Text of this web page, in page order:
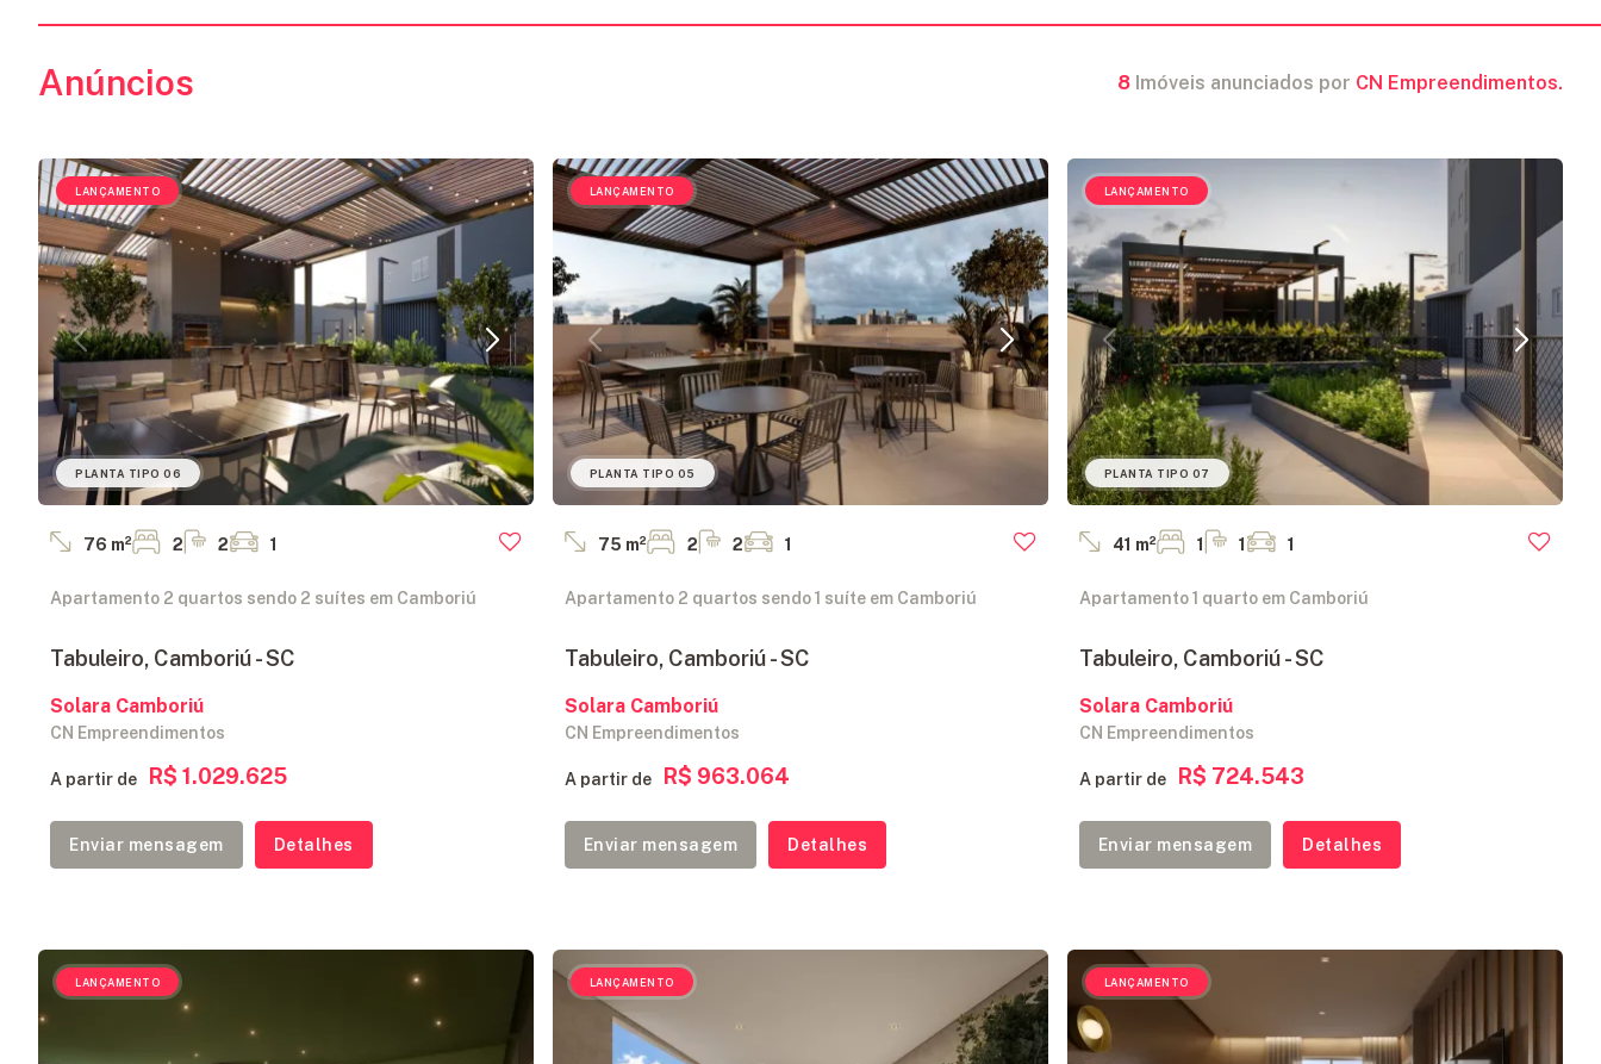
Anúncios 8 Imóveis anunciados por CN Empreendimentos.
LANÇAMENTO
PLANTA TIPO 06
76 m² 2 2 1
Apartamento 2 quartos sendo 2 suítes em Camboriú
Tabuleiro, Camboriú - SC
Solara Camboriú
CN Empreendimentos
A partir de R$ 1.029.625
Enviar mensagem Detalhes
LANÇAMENTO
PLANTA TIPO 05
75 m² 2 2 1
Apartamento 2 quartos sendo 1 suíte em Camboriú
Tabuleiro, Camboriú - SC
Solara Camboriú
CN Empreendimentos
A partir de R$ 963.064
Enviar mensagem Detalhes
LANÇAMENTO
PLANTA TIPO 07
41 m² 1 1 1
Apartamento 1 quarto em Camboriú
Tabuleiro, Camboriú - SC
Solara Camboriú
CN Empreendimentos
A partir de R$ 724.543
Enviar mensagem Detalhes
LANÇAMENTO LANÇAMENTO LANÇAMENTO